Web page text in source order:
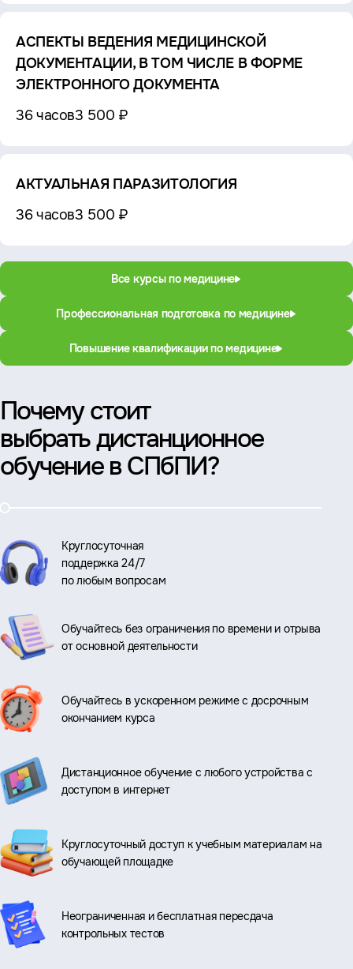
АСПЕКТЫ ВЕДЕНИЯ МЕДИЦИНСКОЙ
ДОКУМЕНТАЦИИ, В ТОМ ЧИСЛЕ В ФОРМЕ
ЭЛЕКТРОННОГО ДОКУМЕНТА
36 часов3 500 ₽
АКТУАЛЬНАЯ ПАРАЗИТОЛОГИЯ
36 часов3 500 ₽
Все курсы по медицине
Профессиональная подготовка по медицине
Повышение квалификации по медицине
Почему стоит
выбрать дистанционное
обучение в СПбПИ?
Круглосуточная
поддержка 24/7
по любым вопросам
Обучайтесь без ограничения по времени и отрыва
от основной деятельности
Обучайтесь в ускоренном режиме с досрочным
окончанием курса
Дистанционное обучение с любого устройства с
доступом в интернет
Круглосуточный доступ к учебным материалам на
обучающей площадке
Неограниченная и бесплатная пересдача
контрольных тестов